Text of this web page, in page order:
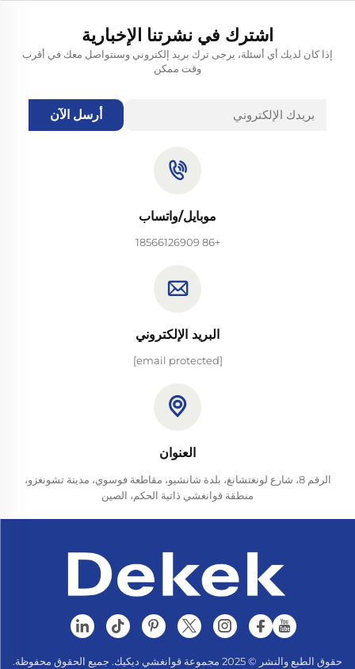
اشترك في نشرتنا الإخبارية
إذا كان لديك أي أسئلة، يرجى ترك بريد إلكتروني وسنتواصل معك في أقرب
وقت ممكن
أرسل الآن
موبايل/واتساب
+86 18566126909
البريد الإلكتروني
[email protected]
العنوان
الرقم 8، شارع لونغتشانغ، بلدة شانشيو، مقاطعة فوسوي، مدينة تشونغزو،
منطقة قوانغشي ذاتية الحكم، الصين
حقوق الطبع والنشر © 2025 مجموعة قوانغشي ديكيك. جميع الحقوق محفوظة.